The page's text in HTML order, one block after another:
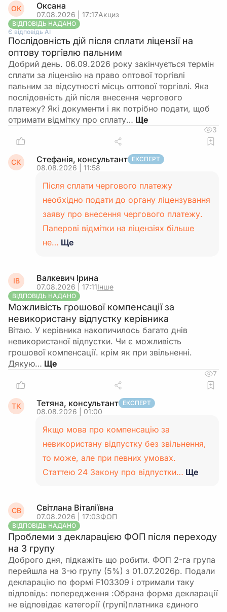
ОК Оксана
07.08.2026 | 17:17Акциз
ВІДПОВІДЬ НАДАНО
Є відповідь АІ
Послідовність дій після сплати ліцензії на
оптову торгівлю пальним
Добрий день. 06.09.2026 року закінчується термін
сплати за ліцензію на право оптової торгівлі
пальним за відсутності місць оптової торгівлі. Яка
послідовність дій після внесення чергового
платежу? Які документи і як потрібно подати, щоб
отримати відмітку про сплату…
3
СК Стефанія, консультант ЕКСПЕРТ
08.08.2026 | 11:58
Після сплати чергового платежу
необхідно подати до органу ліцензування
заяву про внесення чергового платежу.
Паперові відмітки на ліцензіях більше
не… Ще
ІВ Валкевич Ірина
07.08.2026 | 17:11Інше
ВІДПОВІДЬ НАДАНО
Можливість грошової компенсації за
невикористану відпустку керівника
Вітаю. У керівника накопичилось багато днів
невикористаної відпустки. Чи є можливість
грошової компенсації. крім як при звільненні.
Дякую…
7
ТК Тетяна, консультант ЕКСПЕРТ
08.08.2026 | 01:00
Якщо мова про компенсацію за
невикористану відпустку без звільнення,
то може, але при певних умовах.
Статтею 24 Закону про відпустки… Ще
СВ Світлана Віталіївна
07.08.2026 | 17:03ФОП
ВІДПОВІДЬ НАДАНО
Проблеми з декларацією ФОП після переходу
на 3 групу
Доброго дня, підкажіть що робити. ФОП 2-га група
перейшла на 3-ю групу (5%) з 01.07.2026р. Подали
декларацію по формі F103309 і отримали таку
відповідь: попередження :Обрана форма декларації
не відповідає категорії (групі)платника єдиного